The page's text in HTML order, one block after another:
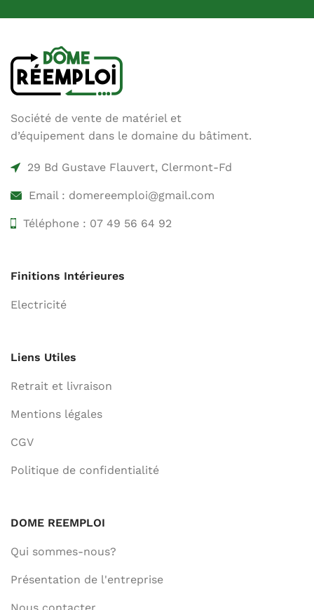
Société de vente de matériel et
d’équipement dans le domaine du bâtiment.
29 Bd Gustave Flauvert, Clermont-Fd
Email : domereemploi@gmail.com
Téléphone : 07 49 56 64 92
Finitions Intérieures
Electricité
Liens Utiles
Retrait et livraison
Mentions légales
CGV
Politique de confidentialité
DOME REEMPLOI
Qui sommes-nous?
Présentation de l'entreprise